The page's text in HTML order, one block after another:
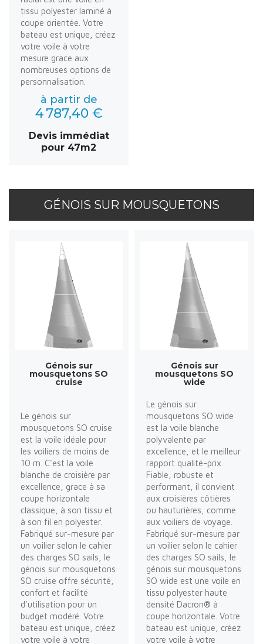
tissu polyester laminé à
coupe orientée. Votre
bateau est unique, créez
votre voile à votre
mesure grace aux
nombreuses options de
personnalisation.
à partir de
4 787,40 €
Devis immédiat
pour 47m2
GÉNOIS SUR MOUSQUETONS
Génois sur
mousquetons SO
cruise
Le génois sur
mousquetons SO cruise
est la voile idéale pour
les voiliers de moins de
10 m. C'est la voile
blanche de croisière par
excellence, grace à sa
coupe horizontale
classique, à son tissu et
à son fil en polyester.
Fabriqué sur-mesure par
un voilier selon le cahier
des charges SO sails, le
génois sur mousquetons
SO cruise offre sécurité,
confort et facilité
d'utilisation pour un
budget modéré. Votre
bateau est unique, créez
votre voile à votre
Génois sur
mousquetons SO
wide
Le génois sur
mousquetons SO wide
est la voile blanche
polyvalente par
excellence, et le meilleur
rapport qualité-prix.
Fiable, robuste et
performant, il convient
aux croisières côtières
ou hauturières, comme
aux voiliers de voyage.
Fabriqué sur-mesure par
un voilier selon le cahier
des charges SO sails, le
génois sur mousquetons
SO wide est une voile en
tissu polyester haute
densité Dacron® à
coupe horizontale. Votre
bateau est unique, créez
votre voile à votre